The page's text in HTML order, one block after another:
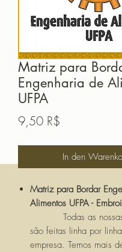
Matriz para
Engenharia de
UFPA
9,50 R$
In den
Matriz para Bordar
Alimentos UFPA -
Todas as nossas
são feitas linha por
empresa. Temos mais